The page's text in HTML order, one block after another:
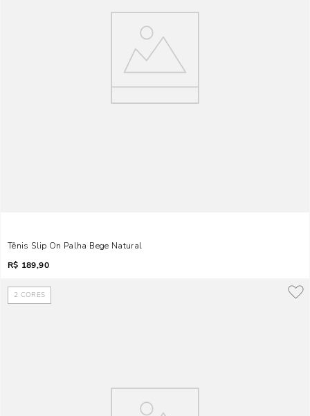
Tênis Slip On Palha Bege Natural
R$ 189,90
2 CORES